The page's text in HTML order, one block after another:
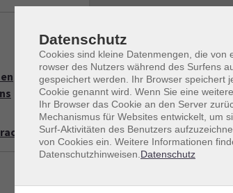
Specials
Tageszeiten
Dozenten*innen
Datenschutz
Cookies sind kleine Datenmengen, die von
rowser des Nutzers während des Surfens
gespeichert werden. Ihr Browser speichert
Cookie genannt wird. Wenn Sie eine
Ihr Browser das Cookie an den Server
Mechanismus für Websites entwickelt, um
Surf-Aktivitäten des Benutzers
von Cookies ein. Weitere Informationen
Datenschutzhinweisen. Datenschutz